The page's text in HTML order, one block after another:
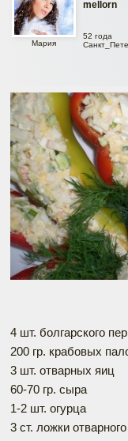
mellorn
Мария
52 года
4 шт. болгарского
200 гр. крабовых
3 шт. отварных яиц
60-70 гр. сыра
1-2 шт. огурца
3 ст. ложки